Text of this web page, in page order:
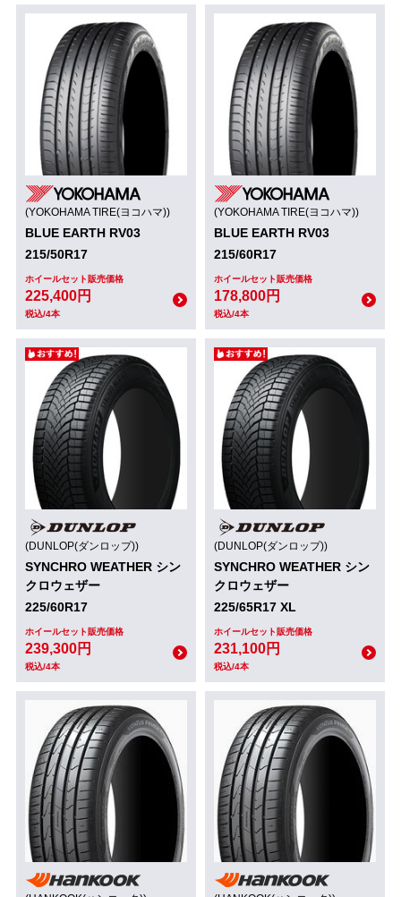
(YOKOHAMA TIRE(ヨコハマ))
BLUE EARTH RV03
215/50R17
ホイールセット販売価格
225,400円
税込/4本
(YOKOHAMA TIRE(ヨコハマ))
BLUE EARTH RV03
215/60R17
ホイールセット販売価格
178,800円
税込/4本
(DUNLOP(ダンロップ))
SYNCHRO WEATHER シン
クロウェザー
225/60R17
ホイールセット販売価格
239,300円
税込/4本
(DUNLOP(ダンロップ))
SYNCHRO WEATHER シン
クロウェザー
225/65R17 XL
ホイールセット販売価格
231,100円
税込/4本